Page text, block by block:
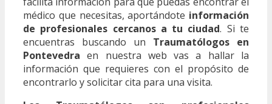
médico que necesitas, aportándote información
de profesionales cercanos a tu ciudad. Si te
encuentras buscando un Traumatólogos en
Pontevedra en nuestra web vas a hallar la
información que requieres con el propósito de
encontrarlo y solicitar cita para una visita.